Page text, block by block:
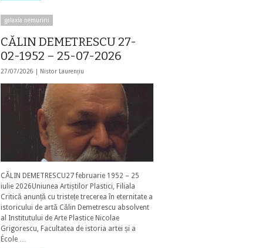
galaxia nemuririi
CĂLIN DEMETRESCU 27-
02-1952 – 25-07-2026
27/07/2026 | Nistor Laurențiu
CĂLIN DEMETRESCU27 februarie 1952 – 25
iulie 2026Uniunea Artiștilor Plastici, Filiala
Critică anunță cu tristețe trecerea în eternitate a
istoricului de artă Călin Demetrescu absolvent
al Institutului de Arte Plastice Nicolae
Grigorescu, Facultatea de istoria artei și a
École …